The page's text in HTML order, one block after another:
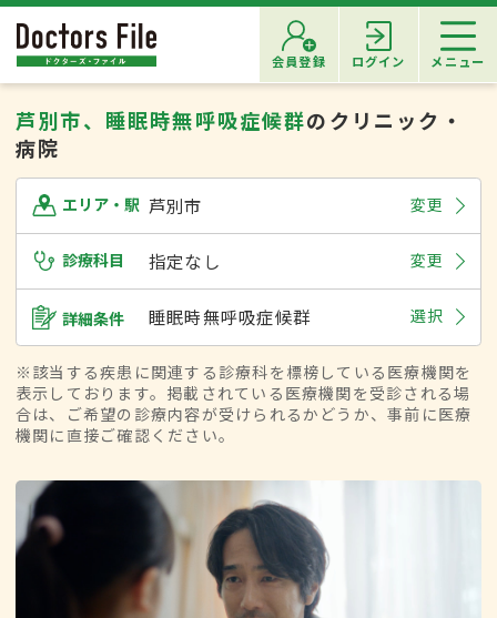
会員登録 ログイン メニュー
芦別市、睡眠時無呼吸症候群のクリニック・
病院
エリア・駅 芦別市 変更
診療科目 指定なし 変更
詳細条件 睡眠時無呼吸症候群 選択
※該当する疾患に関連する診療科を標榜している医療機関を
表示しております。掲載されている医療機関を受診される場
合は、ご希望の診療内容が受けられるかどうか、事前に医療
機関に直接ご確認ください。